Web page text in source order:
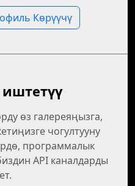
Көрүүчү
өз галереяңызга,
чогултууну
программалык
API каналдарды